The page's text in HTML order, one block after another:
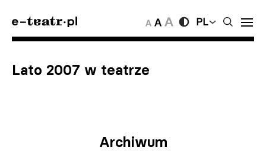
PL
Lato 2007 w teatrze
Archiwum